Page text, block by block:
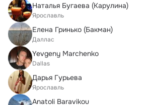
Наталья Бугаева (Карулина)
Ярославль
Елена Гринько (Бакман)
Даллас
Yevgeny Marchenko
Dallas
Дарья Гурьева
Ярославль
Anatoli Baravikou